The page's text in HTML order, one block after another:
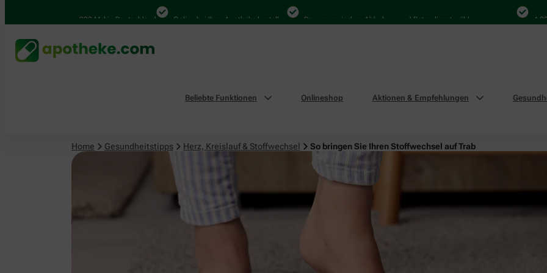
4.000 Mal in Deutschland Online bei Ihrer Apotheke bestellen Bequem zwischen Abholung und Botendienst wählen 4.000 Mal
Beliebte Funktionen Onlineshop Aktionen & Empfehlungen
Home Gesundheitstipps Herz, Kreislauf & Stoffwechsel So bringen Sie Ihren Stoffwechsel auf Trab
Herz, Kreislauf & Stoffwechsel